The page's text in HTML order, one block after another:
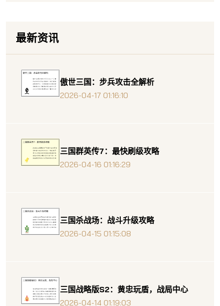
最新资讯
傲世三国：步兵攻击全解析
2026-04-17 01:16:10
三国群英传7：最快刷级攻略
2026-04-16 01:16:29
三国杀战场：战斗升级攻略
2026-04-15 01:15:08
三国战略版S2：黄忠玩盾，战局中心
2026-04-14 01:19:03